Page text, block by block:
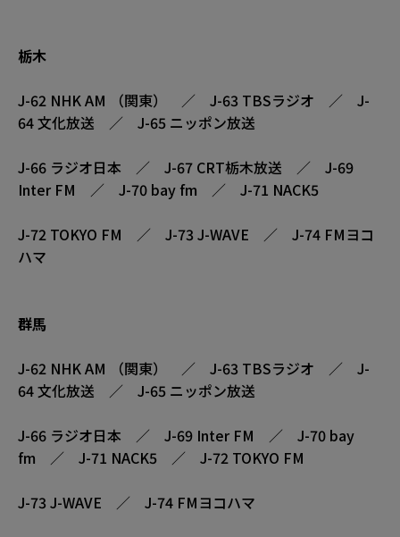
栃木
J-62 NHK AM （関東） ／ J-63 TBSラジオ ／ J-
64 文化放送 ／ J-65 ニッポン放送
J-66 ラジオ日本 ／ J-67 CRT栃木放送 ／ J-69
Inter FM ／ J-70 bay fm ／ J-71 NACK5
J-72 TOKYO FM ／ J-73 J-WAVE ／ J-74 FMヨコ
ハマ
群馬
J-62 NHK AM （関東） ／ J-63 TBSラジオ ／ J-
64 文化放送 ／ J-65 ニッポン放送
J-66 ラジオ日本 ／ J-69 Inter FM ／ J-70 bay
fm ／ J-71 NACK5 ／ J-72 TOKYO FM
J-73 J-WAVE ／ J-74 FMヨコハマ